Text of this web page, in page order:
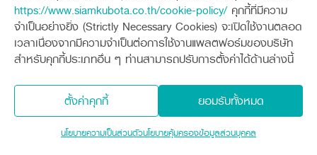
https://www.siamkubota.co.th/cookie-policy/คุกกี้ที่มีความ
จำเป็นอย่างยิ่ง (Strictly Necessary Cookies) จะเปิดใช้งานตลอด
เวลาเนื่องจากมีความจำเป็นต่อการใช้งานแพลตฟอร์มของบริษัท
สำหรับคุกกี้ประเภทอื่น ๆ ท่านสามารถปรับการตั้งค่าได้ด้านล่างนี้
ยอมรับทั้งหมด
ตั้งค่าคุกกี้
นโยบายความเป็นส่วนตัวนโยบายคุ้มครองข้อมูลส่วนบุคคล
วิธีดูแลรักษาสีแทรกเตอร์ให้เงางาม
สินค้าที่เกี่ยวข้อง
รุ่น
L3228
ราคา
452,000 บาท